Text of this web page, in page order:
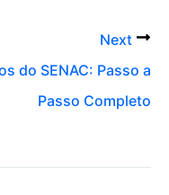
Next
do SENAC: Passo a
Passo Completo